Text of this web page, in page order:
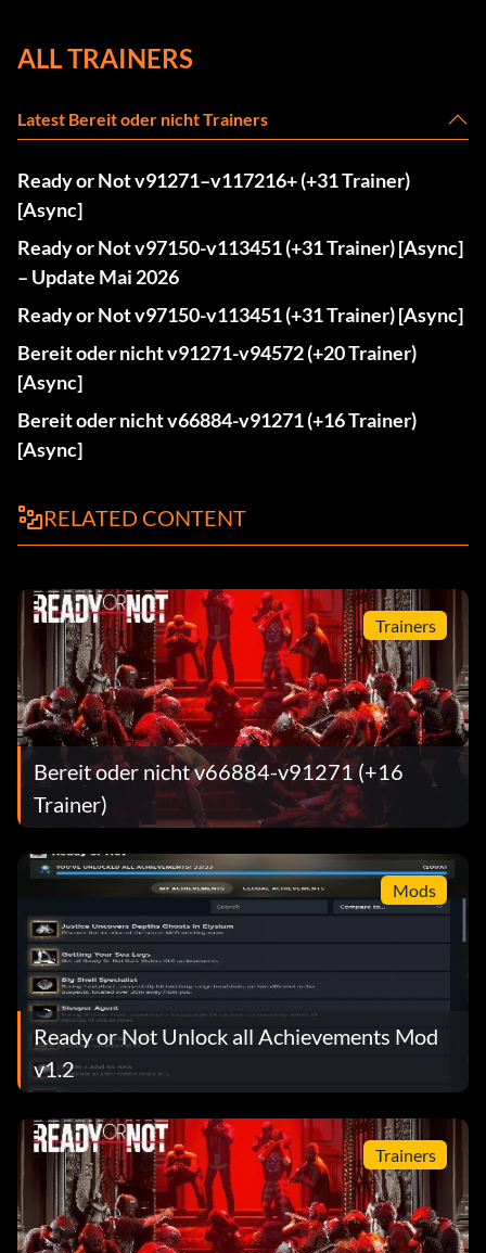
ALL TRAINERS
Latest Bereit oder nicht Trainers
Ready or Not v91271–v117216+ (+31 Trainer)
[Async]
Ready or Not v97150-v113451 (+31 Trainer) [Async]
– Update Mai 2026
Ready or Not v97150-v113451 (+31 Trainer) [Async]
Bereit oder nicht v91271-v94572 (+20 Trainer)
[Async]
Bereit oder nicht v66884-v91271 (+16 Trainer)
[Async]
RELATED CONTENT
Trainers
Bereit oder nicht v66884-v91271 (+16
Trainer)
Mods
Ready or Not Unlock all Achievements Mod
v1.2
Trainers